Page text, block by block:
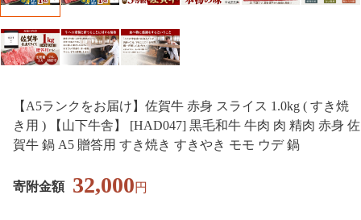
【A5ランクをお届け】佐賀牛 赤身 スライス 1.0kg ( すき焼
き用 ) 【山下牛舎】 [HAD047] 黒毛和牛 牛肉 肉 精肉 赤身 佐
賀牛 鍋 A5 贈答用 すき焼き すきやき モモ ウデ 鍋
寄附金額 32,000円